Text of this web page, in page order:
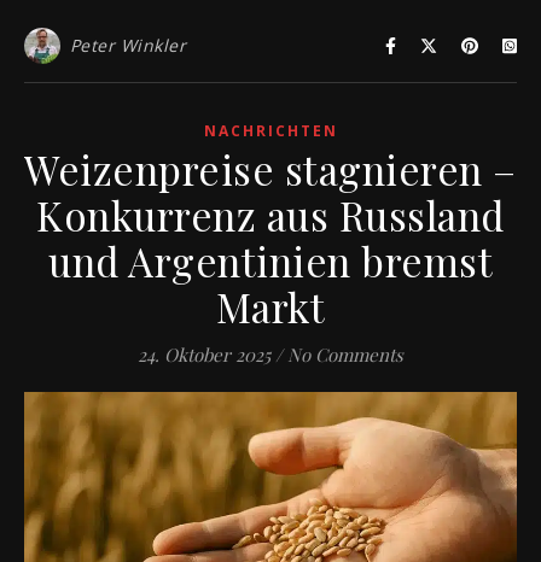
Peter Winkler
NACHRICHTEN
Weizenpreise stagnieren –
Konkurrenz aus Russland
und Argentinien bremst
Markt
24. Oktober 2025 / No Comments